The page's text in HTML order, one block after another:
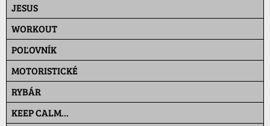
JESUS
WORKOUT
POĽOVNÍK
MOTORISTICKÉ
RYBÁR
KEEP CALM...